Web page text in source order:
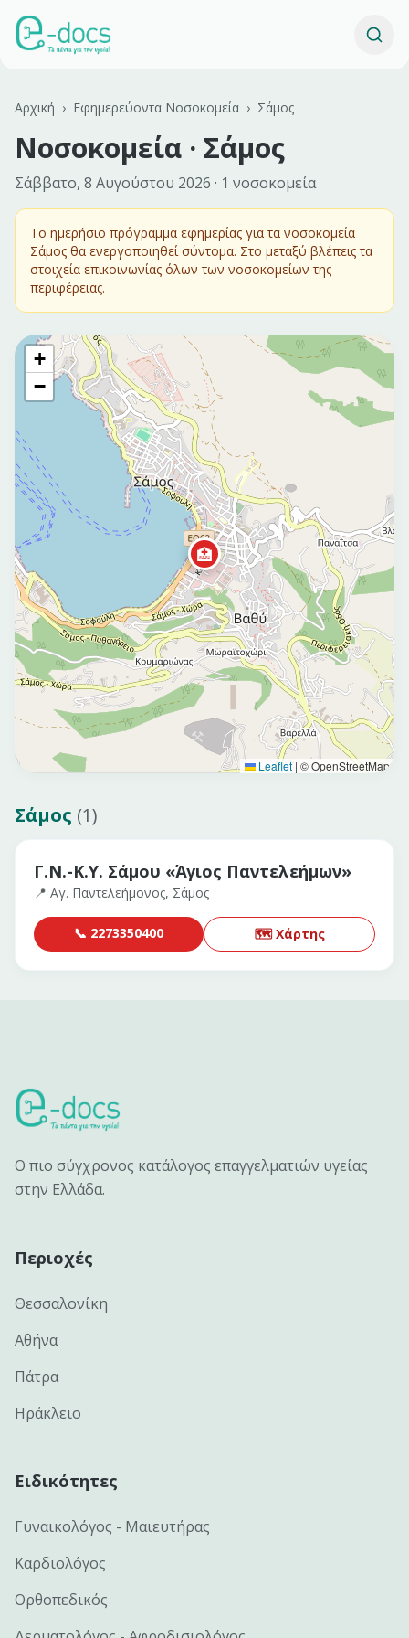
Αρχική › Εφημερεύοντα Νοσοκομεία › Σάμος
Νοσοκομεία · Σάμος
Σάββατο, 8 Αυγούστου 2026 · 1 νοσοκομεία
Το ημερήσιο πρόγραμμα εφημερίας για τα νοσοκομεία
Σάμος θα ενεργοποιηθεί σύντομα. Στο μεταξύ βλέπεις τα
στοιχεία επικοινωνίας όλων των νοσοκομείων της
περιφέρειας.
🏥
+
−
Leaflet | © OpenStreetMap
Σάμος (1)
Γ.Ν.-Κ.Υ. Σάμου «Άγιος Παντελεήμων»
📍 Αγ. Παντελεήμονος, Σάμος
📞 2273350400 🗺 Χάρτης
Ο πιο σύγχρονος κατάλογος επαγγελματιών υγείας
στην Ελλάδα.
Περιοχές
Θεσσαλονίκη
Αθήνα
Πάτρα
Ηράκλειο
Ειδικότητες
Γυναικολόγος - Μαιευτήρας
Καρδιολόγος
Ορθοπεδικός